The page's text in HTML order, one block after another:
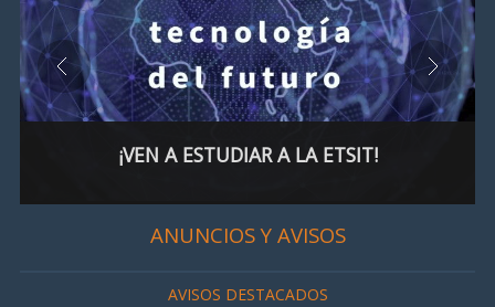
¡VEN A ESTUDIAR A LA ETSIT!
ANUNCIOS Y AVISOS
AVISOS DESTACADOS